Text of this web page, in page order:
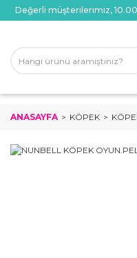
Değerli müşterilerimiz,
ANASAYFA KÖPEK